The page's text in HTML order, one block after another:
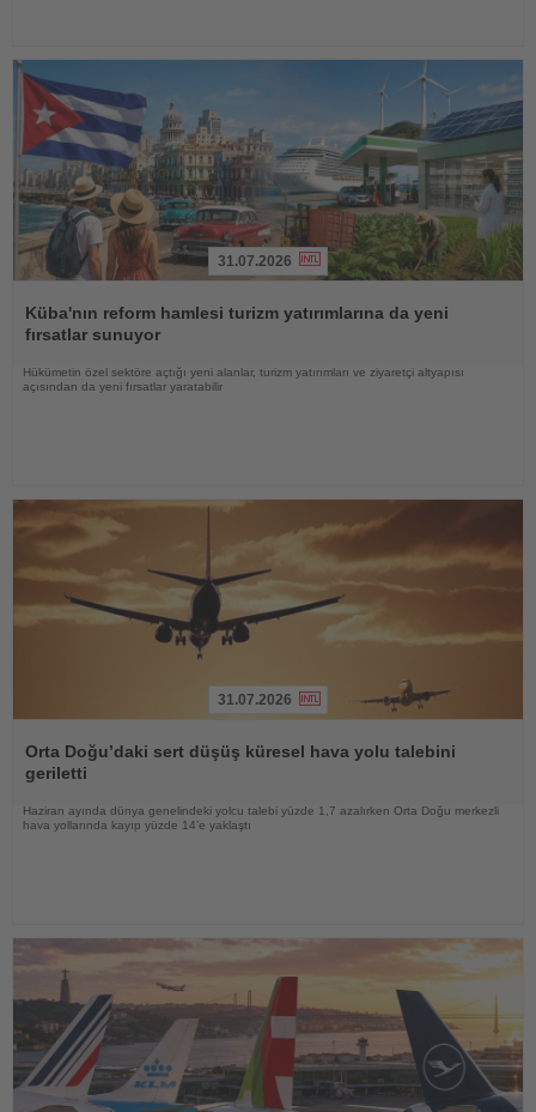
Oku
31.07.2026
Küba'nın reform hamlesi turizm yatırımlarına da yeni
fırsatlar sunuyor
Hükümetin özel sektöre açtığı yeni alanlar, turizm yatırımları ve ziyaretçi altyapısı
açısından da yeni fırsatlar yaratabilir
Oku
31.07.2026
Orta Doğu’daki sert düşüş küresel hava yolu talebini
geriletti
Haziran ayında dünya genelindeki yolcu talebi yüzde 1,7 azalırken Orta Doğu merkezli
hava yollarında kayıp yüzde 14’e yaklaştı